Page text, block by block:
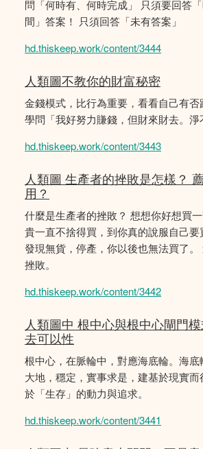
問「何時有、何時完成」 只須要回答
間」答案！ 只須回答「未有答案」
hd.thiskeep.work/content/3444
人類圖不教你的財富秘密
金錢模式，比行為重要，看看自己有
學問「我好努力賺錢，但財來財去。淨
hd.thiskeep.work/content/3443
人類圖 生產者的挫敗是怎樣？
用？
什麼是生產者的挫敗？ 想想你好想買
貴一直不捨得買，到你真的說服自己要
發現無貨，停產，你以後也無法買了
挫敗。
hd.thiskeep.work/content/3442
人類圖中 根中心與根中心閘門
去可以性
根中心，在脈輪中，對應海底輪。海
大地，穩定，實事求是，建基於現實
於「生存」的動力與追求。
hd.thiskeep.work/content/3441